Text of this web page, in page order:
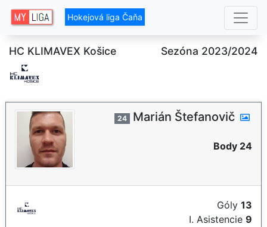
Hokejová liga Čaňa
HC KLIMAVEX Košice Sezóna 2023/2024
24 Marián Štefanovič
Body 24
Góly 13
I. Asistencie 9